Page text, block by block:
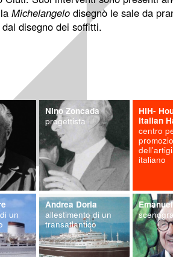
Michelangelo disegnò le sale da
disegno dei soffitti.
Nino Zoncada
progettista
HIH-
Italian
centro
italiano
un
Andrea Doria
allestimento di un
transatlantico